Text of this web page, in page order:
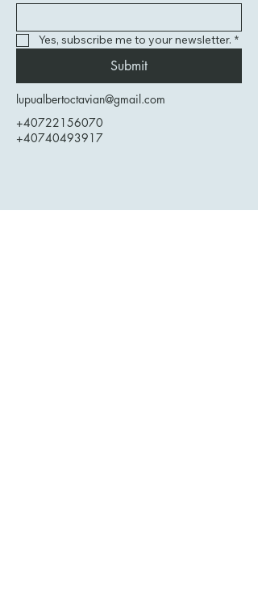
Yes, subscribe me to your newsletter. *
Submit
lupualbertoctavian@gmail.com
+40722156070
+40740493917